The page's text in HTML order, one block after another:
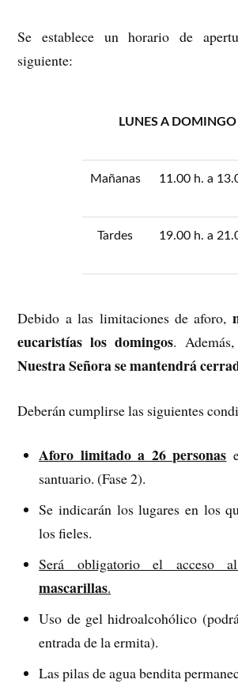
Se establece un horario de
siguiente:
LUNES A DOMINGO
Mañanas 11.00 h. a
Tardes 19.00 h. a
Debido a las limitaciones de aforo,
eucaristías los domingos.
Nuestra Señora se mantendrá
Deberán cumplirse las siguientes
Aforo limitado a 26 personas
santuario. (Fase 2).
Se indicarán los lugares en los
los fieles.
Será obligatorio el acceso
mascarillas.
Uso de gel hidroalcohólico
entrada de la ermita).
Las pilas de agua bendita